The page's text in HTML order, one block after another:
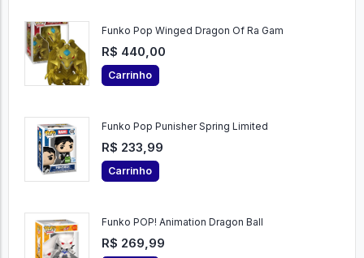
Carrinho
Funko Pop Winged Dragon Of Ra Gam
Carrinho
Funko Pop Punisher Spring Limited
Carrinho